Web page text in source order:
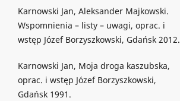
Karnowski Jan, Aleksander Majkowski.
Wspomnienia – listy – uwagi, oprac. i
wstęp Józef Borzyszkowski, Gdańsk 2012.
Karnowski Jan, Moja droga kaszubska,
oprac. i wstęp Józef Borzyszkowski,
Gdańsk 1991.